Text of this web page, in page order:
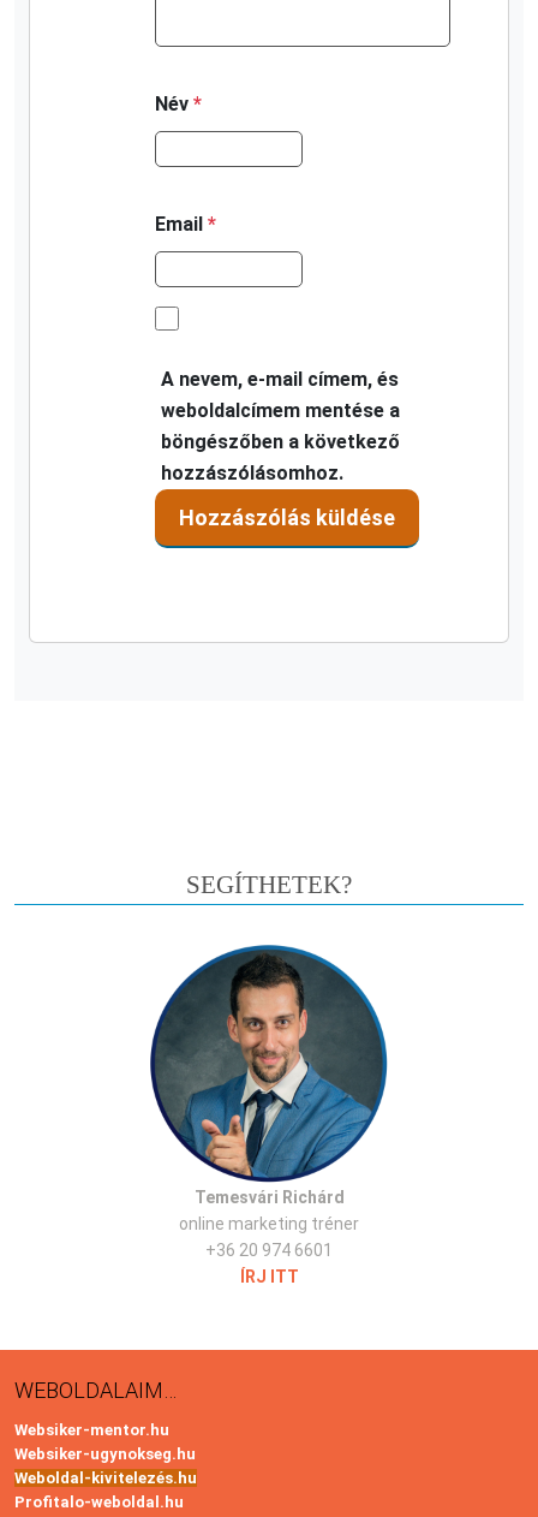
Név *
Email *
A nevem, e-mail címem, és
weboldalcímem mentése a
böngészőben a következő
hozzászólásomhoz.
SEGÍTHETEK?
Temesvári Richárd
online marketing tréner
+36 20 974 6601
ÍRJ ITT
WEBOLDALAIM…
Websiker-mentor.hu
Websiker-ugynokseg.hu
Weboldal-kivitelezés.hu
Profitalo-weboldal.hu